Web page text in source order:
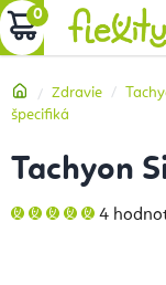
Prejsť
na
NÁKUPNÝ
Domov
Zdravie
špecifiká
Tachyon
4